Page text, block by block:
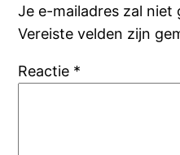
Je e-mailadres zal
Vereiste velden zijn
Reactie *